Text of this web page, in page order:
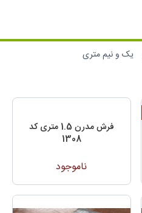
یک و نیم متری
فرش مدرن 1.5 متری کد
1308
ناموجود